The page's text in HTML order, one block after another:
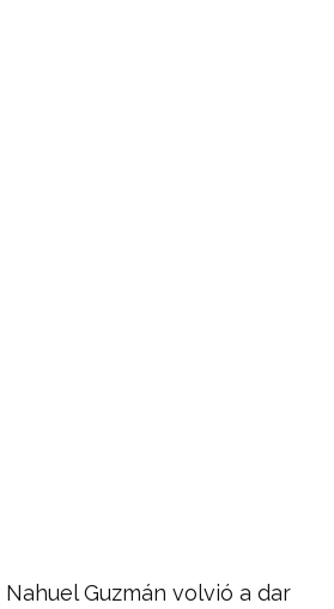
Guzmán volvió a dar